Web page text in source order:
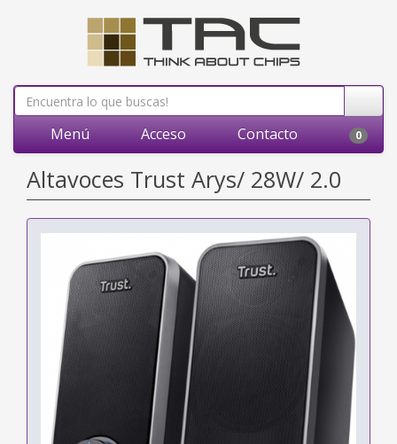
Menú Acceso Contacto 0
Altavoces Trust Arys/ 28W/ 2.0